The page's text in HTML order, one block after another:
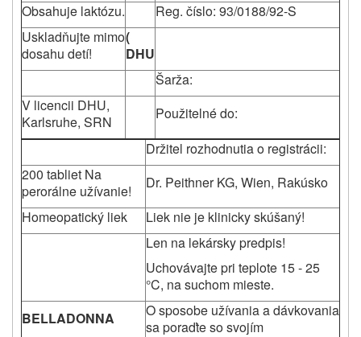
Obsahuje laktózu.
Reg. číslo: 93/0188/92-S
Uskladňujte mimo
dosahu detí!
(
DHU
Šarža:
V licencii DHU,
Karlsruhe, SRN
Použitelné do:
Držitel rozhodnutia o registrácii:
200 tabliet Na
perorálne užívanie!
Dr. Peithner KG, Wien, Rakúsko
Homeopatický liek
Liek nie je klinicky skúšaný!
Len na lekársky predpis!
Uchovávajte pri teplote 15 - 25
°C, na suchom mieste.
BELLADONNA
O sposobe užívania a dávkovania
sa poraďte so svojím